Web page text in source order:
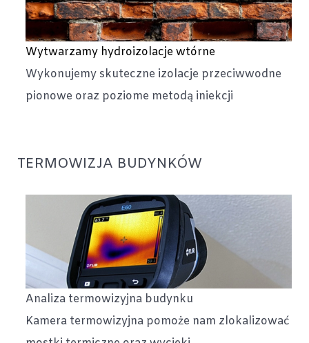
Wytwarzamy hydroizolacje wtórne
Wykonujemy skuteczne izolacje przeciwwodne
pionowe oraz poziome metodą iniekcji
TERMOWIZJA BUDYNKÓW
Analiza termowizyjna budynku
Kamera termowizyjna pomoże nam zlokalizować